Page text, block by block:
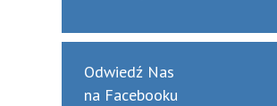
Odwiedź Nas
na Facebooku